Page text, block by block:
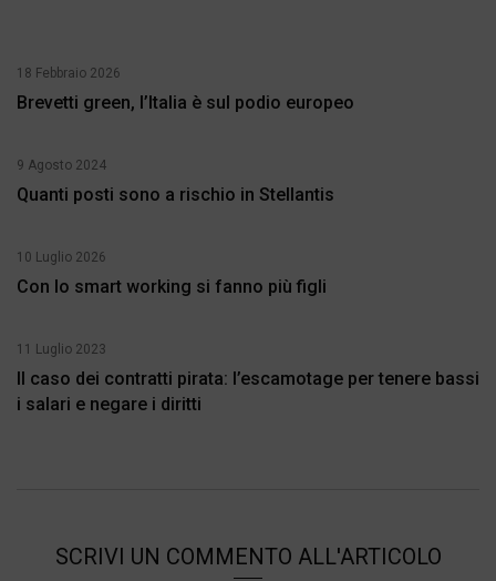
18 Febbraio 2026
Brevetti green, l’Italia è sul podio europeo
9 Agosto 2024
Quanti posti sono a rischio in Stellantis
10 Luglio 2026
Con lo smart working si fanno più figli
11 Luglio 2023
Il caso dei contratti pirata: l’escamotage per tenere bassi
i salari e negare i diritti
SCRIVI UN COMMENTO ALL'ARTICOLO